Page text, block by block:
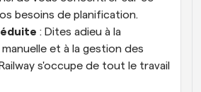
besoins de planification.
: Dites adieu à la
et à la gestion des
s'occupe de tout le travail